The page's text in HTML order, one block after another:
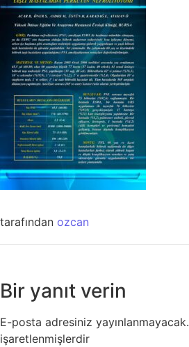
tarafından ozcan
Bir yanıt verin
E-posta adresiniz yayınlanmayacak.
işaretlenmişlerdir